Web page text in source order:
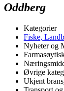
Oddberg
Kategorier
Fiske,
Nyheter og
Øvrige
Ukjent